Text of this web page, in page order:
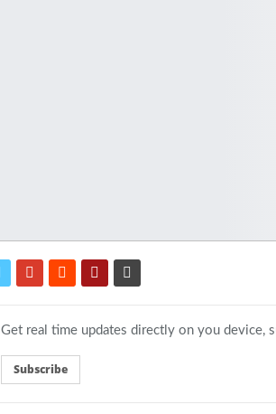
Get real time updates directly on you device,
Subscribe